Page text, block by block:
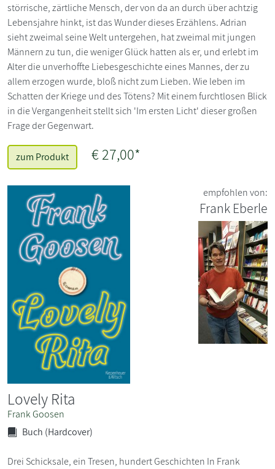
störrische, zärtliche Mensch, der von da an durch über achtzig
Lebensjahre hinkt, ist das Wunder dieses Erzählens. Adrian
sieht zweimal seine Welt untergehen, hat zweimal mit jungen
Männern zu tun, die weniger Glück hatten als er, und erlebt im
Alter die unverhoffte Liebesgeschichte eines Mannes, der zu
allem erzogen wurde, bloß nicht zum Lieben. Wie leben im
Schatten der Kriege und des Tötens? Mit einem furchtlosen Blick
in die Vergangenheit stellt sich 'Im ersten Licht' dieser großen
Frage der Gegenwart.
zum Produkt € 27,00*
empfohlen von:
Frank Eberle
Lovely Rita
Frank Goosen
Buch (Hardcover)
Drei Schicksale, ein Tresen, hundert Geschichten In Frank